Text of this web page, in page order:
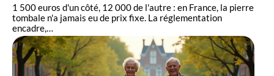
1 500 euros d'un côté, 12 000 de l'autre : en France, la pierre
tombale n'a jamais eu de prix fixe. La réglementation
encadre,…